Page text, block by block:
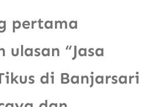
pertama
ulasan “Jasa
di Banjarsari